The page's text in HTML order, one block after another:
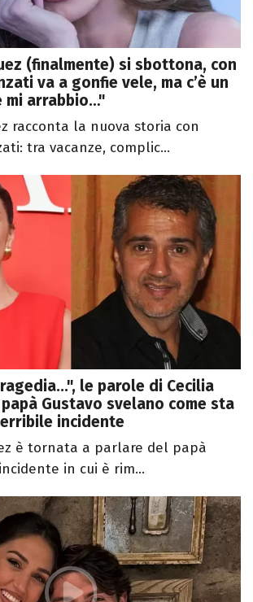
(finalmente) si sbottona, con
va a gonfie vele, ma c’è un
mi arrabbio…"
racconta la nuova storia con
tra vacanze, complic...
le parole di Cecilia
Gustavo svelano come sta
incidente
è tornata a parlare del papà
in cui è rim...